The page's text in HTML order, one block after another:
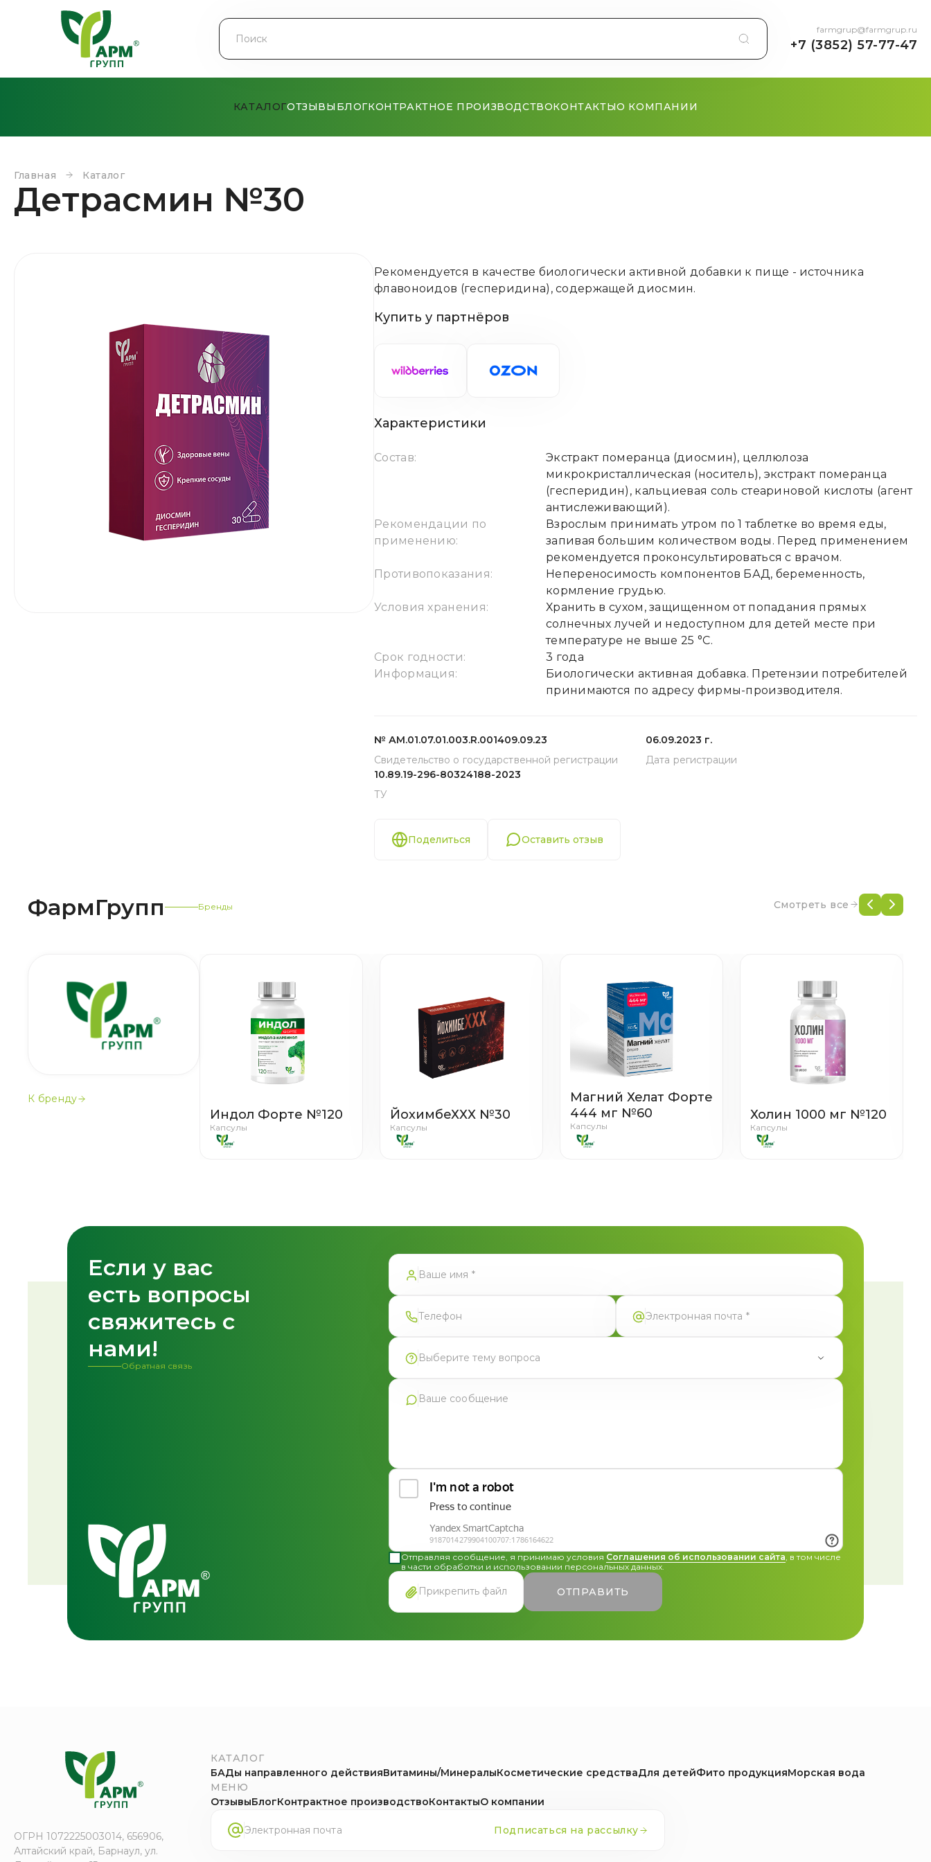
farmgrup@farmgrup.ru
+7 (3852) 57-77-47
КАТАЛОГОТЗЫВЫ БЛОГКОНТРАКТНОЕ ПРОИЗВОДСТВОКОНТАКТЫО КОМПАНИИ
Главная Каталог
Детрасмин №30
Рекомендуется в качестве биологически активной добавки к пище - источника
флавоноидов (гесперидина), содержащей диосмин.
Купить у партнёров
Характеристики
Состав:
Экстракт померанца (диосмин), целлюлоза
микрокристаллическая (носитель), экстракт померанца
(гесперидин), кальциевая соль стеариновой кислоты (агент
антислеживающий).
Рекомендации по
применению:
Взрослым принимать утром по 1 таблетке во время еды,
запивая большим количеством воды. Перед применением
рекомендуется проконсультироваться с врачом.
Противопоказания:
Непереносимость компонентов БАД, беременность,
кормление грудью.
Условия хранения:
Хранить в сухом, защищенном от попадания прямых
солнечных лучей и недоступном для детей месте при
температуре не выше 25 °С.
Срок годности:
3 года
Информация:
Биологически активная добавка. Претензии потребителей
принимаются по адресу фирмы-производителя.
№ АМ.01.07.01.003.R.001409.09.23
Свидетельство о государственной регистрации
06.09.2023 г.
Дата регистрации
10.89.19-296-80324188-2023
ТУ
Поделиться Оставить отзыв
ФармГрупп Бренды Смотреть все
К бренду
Индол Форте №120
Капсулы
ЙохимбеХХХ №30
Капсулы
Магний Хелат Форте
444 мг №60
Капсулы
Холин 1000 мг №120
Капсулы
Если у вас
есть вопросы
свяжитесь с
нами!
Обратная связь
Выберите тему вопроса
Продукция Фармгрупп
Производство под СТМ
Отправляя сообщение, я принимаю условия Соглашения об использовании сайта, в том числе
в части обработки и использовании персональных данных.
Прикрепить файл ОТПРАВИТЬ
Спасибо!
Форма успешно отправлена
ОГРН 1072225003014, 656906,
Алтайский край, Барнаул, ул.
КАТАЛОГ
БАДы направленного действияВитамины/МинералыКосметические средстваДля детейФито продукцияМорская вода
МЕНЮ
ОтзывыБлогКонтрактное производствоКонтактыО компании
Подписаться на рассылку